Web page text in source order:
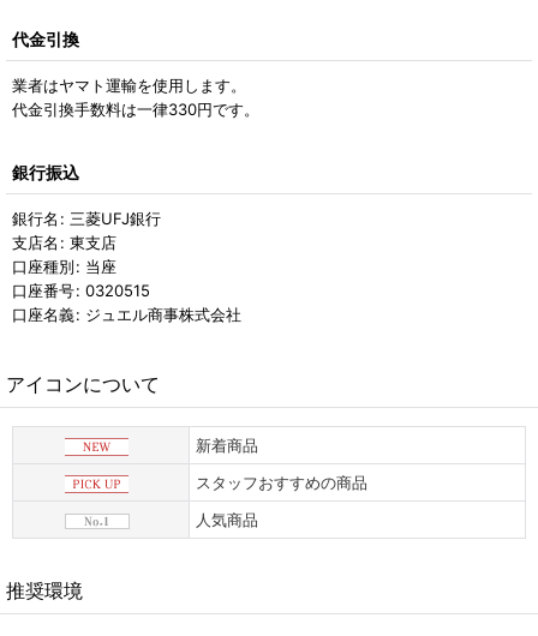
代金引換
業者はヤマト運輸を使用します。
代金引換手数料は一律330円です。
銀行振込
銀行名 : 三菱UFJ銀行
支店名 : 東支店
口座種別: 当座
口座番号: 0320515
口座名義: ジュエル商事株式会社
アイコンについて
新着商品
スタッフおすすめの商品
人気商品
推奨環境